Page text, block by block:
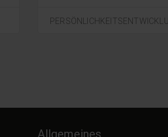
Allgemeines